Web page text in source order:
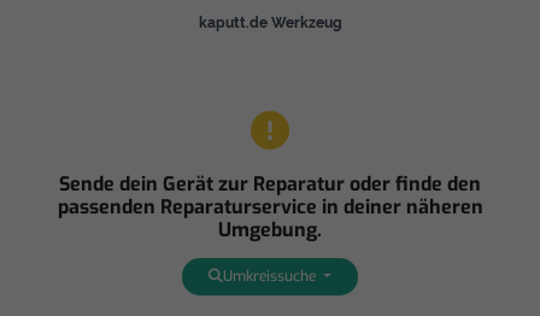
kaputt.de Werkzeug
Sende dein Gerät zur Reparatur oder finde den
passenden Reparaturservice in deiner näheren
Umgebung.
Umkreissuche